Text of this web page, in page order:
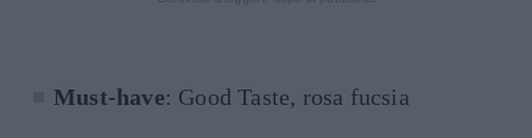
Must-have: Good Taste, rosa fucsia